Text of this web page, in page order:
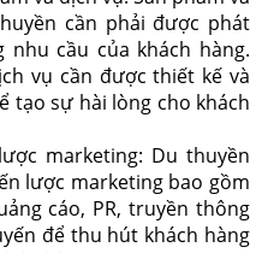
cần phải được phát
cầu của khách hàng.
vụ cần được thiết kế và
tạo sự hài lòng cho khách
marketing: Du thuyền
lược marketing bao gồm
cáo, PR, truyền thông
để thu hút khách hàng